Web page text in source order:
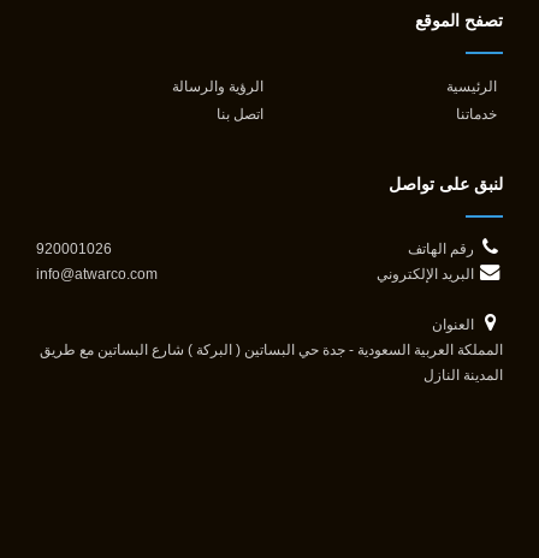
تصفح الموقع
الرئيسية
الرؤية والرسالة
خدماتنا
اتصل بنا
لنبق على تواصل
رقم الهاتف
920001026
البريد الإلكتروني
info@atwarco.com
العنوان
المملكة العربية السعودية - جدة حي البساتين ( البركة ) شارع البساتين مع طريق
المدينة النازل